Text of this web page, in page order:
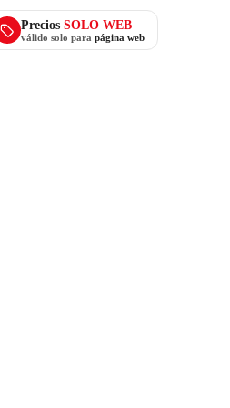
Precios SOLO WEB
válido solo para página web